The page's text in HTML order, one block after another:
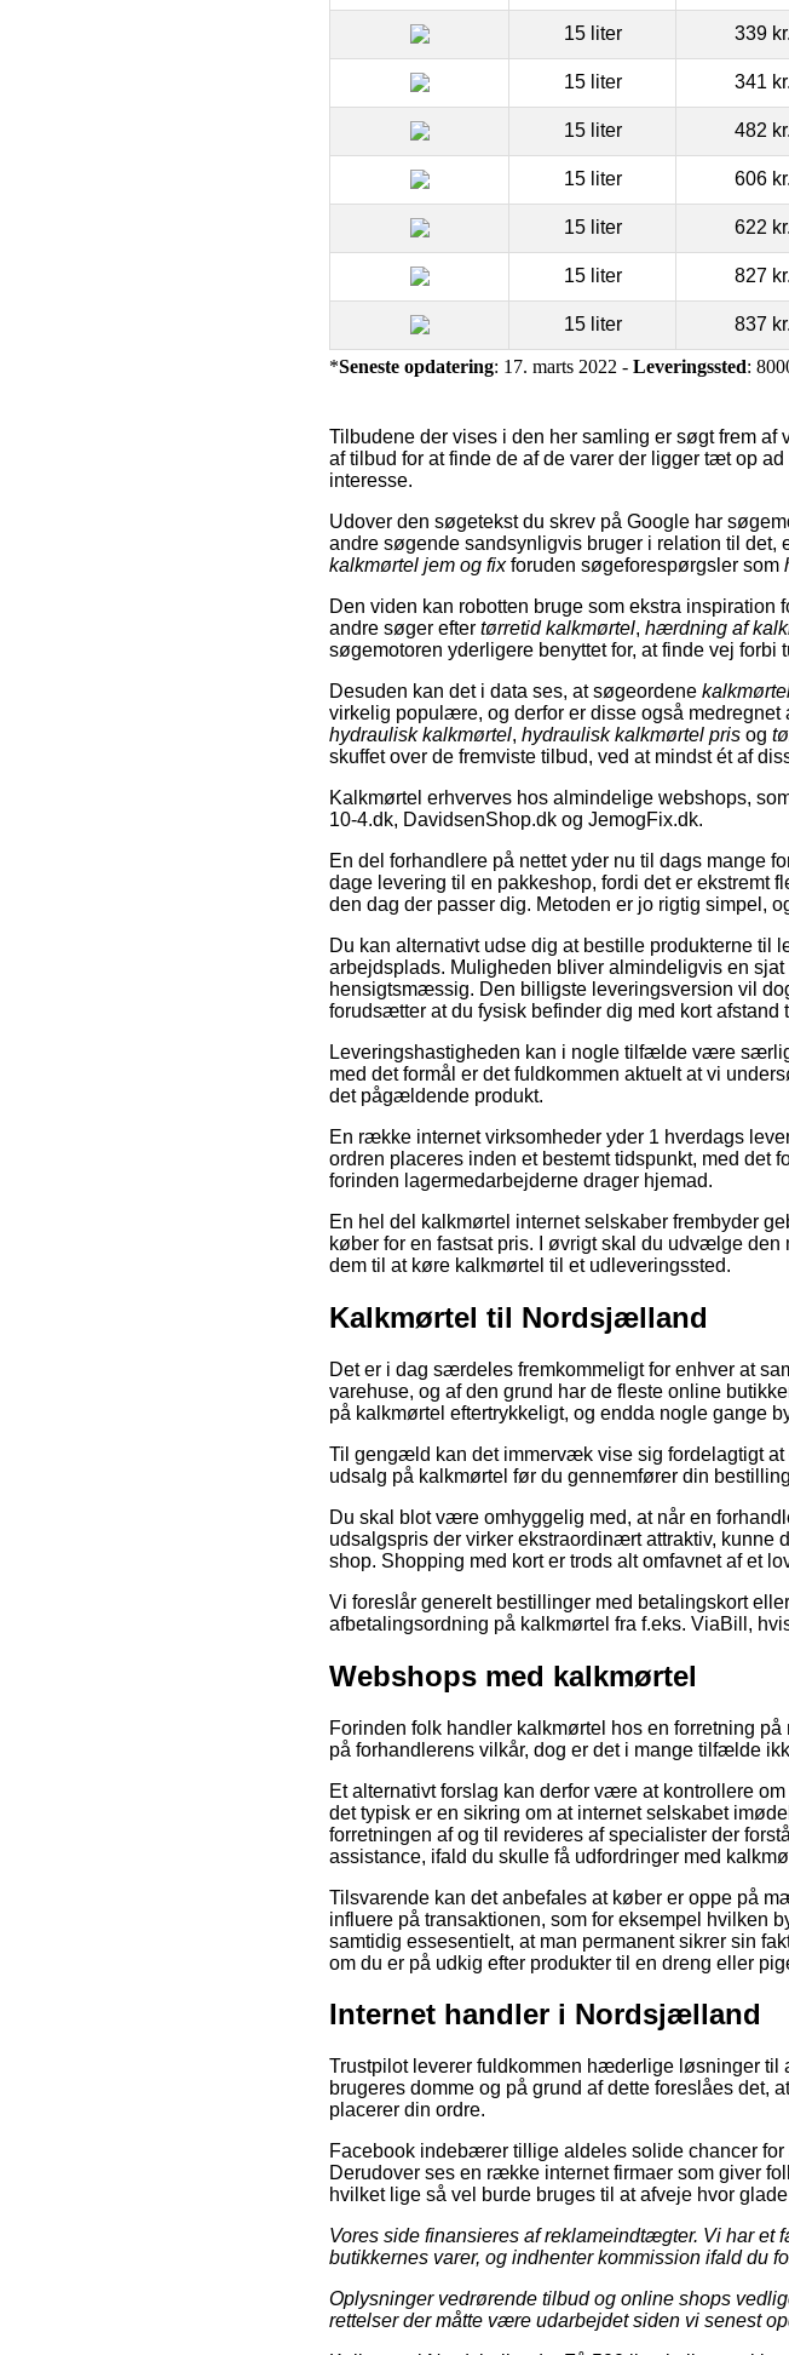
15 liter 339 kr.
15 liter 341 kr.
15 liter 482 kr.
15 liter 606 kr.
15 liter 622 kr.
15 liter 827 kr.
15 liter 837 kr.
*Seneste opdatering: 17. marts 2022 - Leveringssted:
Tilbudene der vises i den her samling er søgt frem
af tilbud for at finde de af de varer der ligger tæt op
interesse.
Udover den søgetekst du skrev på Google har
andre søgende sandsynligvis bruger i relation til det,
kalkmørtel jem og fixforuden søgeforespørgsler som
Den viden kan robotten bruge som ekstra inspiration
andre søger efter tørretid kalkmørtel, hærdning af
søgemotoren yderligere benyttet for, at finde vej forbi
Desuden kan det i data ses, at søgeordene
virkelig populære, og derfor er disse også
hydraulisk kalkmørtel, hydraulisk kalkmørtel pris og
skuffet over de fremviste tilbud, ved at mindst ét af
Kalkmørtel erhverves hos almindelige webshops,
10-4.dk, DavidsenShop.dk og JemogFix.dk.
En del forhandlere på nettet yder nu til dags mange
dage levering til en pakkeshop, fordi det er ekstremt
den dag der passer dig. Metoden er jo rigtig simpel,
Du kan alternativt udse dig at bestille produkterne
arbejdsplads. Muligheden bliver almindeligvis en
hensigtsmæssig. Den billigste leveringsversion vil
forudsætter at du fysisk befinder dig med kort afstand
Leveringshastigheden kan i nogle tilfælde være
med det formål er det fuldkommen aktuelt at vi
det pågældende produkt.
En række internet virksomheder yder 1 hverdags
ordren placeres inden et bestemt tidspunkt, med det
forinden lagermedarbejderne drager hjemad.
En hel del kalkmørtel internet selskaber frembyder
køber for en fastsat pris. I øvrigt skal du udvælge
dem til at køre kalkmørtel til et udleveringssted.
Kalkmørtel til Nordsjælland
Det er i dag særdeles fremkommeligt for enhver at
varehuse, og af den grund har de fleste online
på kalkmørtel eftertrykkeligt, og endda nogle gange
Til gengæld kan det immervæk vise sig fordelagtigt
udsalg på kalkmørtel før du gennemfører din
Du skal blot være omhyggelig med, at når en
udsalgspris der virker ekstraordinært attraktiv,
shop. Shopping med kort er trods alt omfavnet af et
Vi foreslår generelt bestillinger med betalingskort
afbetalingsordning på kalkmørtel fra f.eks. ViaBill,
Webshops med kalkmørtel
Forinden folk handler kalkmørtel hos en forretning
på forhandlerens vilkår, dog er det i mange tilfælde
Et alternativt forslag kan derfor være at kontrollere
det typisk er en sikring om at internet selskabet
forretningen af og til revideres af specialister der
assistance, ifald du skulle få udfordringer med
Tilsvarende kan det anbefales at køber er oppe på
influere på transaktionen, som for eksempel hvilken
samtidig essesentielt, at man permanent sikrer sin
om du er på udkig efter produkter til en dreng eller
Internet handler i Nordsjælland
Trustpilot leverer fuldkommen hæderlige løsninger
brugeres domme og på grund af dette foreslåes det,
placerer din ordre.
Facebook indebærer tillige aldeles solide chancer
Derudover ses en række internet firmaer som giver
hvilket lige så vel burde bruges til at afveje hvor
Vores side finansieres af reklameindtægter. Vi har et
butikkernes varer, og indhenter kommission ifald du
Oplysninger vedrørende tilbud og online shops
rettelser der måtte være udarbejdet siden vi senest